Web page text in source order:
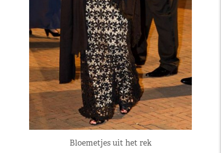
Bloemetjes uit het rek